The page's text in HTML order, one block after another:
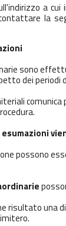
a
la
sono
dei periodi
possono
risultato una